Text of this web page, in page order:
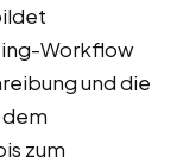
Workflow
und die
zum